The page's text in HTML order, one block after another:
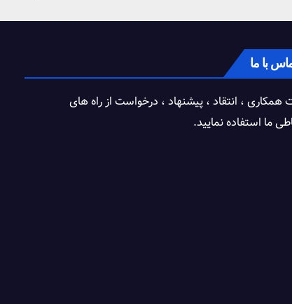
با ما
، انتقاد ، پیشنهاد ، درخواست از راه های
ما استفاده نمایید.